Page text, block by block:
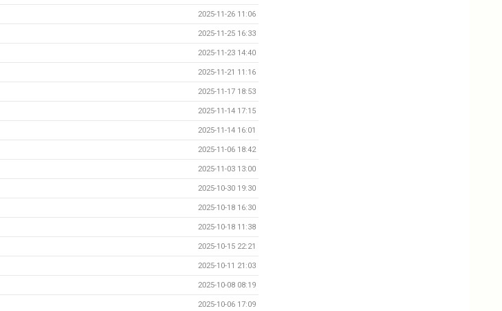
2025-11-26 11:06
2025-11-25 16:33
2025-11-23 14:40
2025-11-21 11:16
2025-11-17 18:53
2025-11-14 17:15
2025-11-14 16:01
2025-11-06 18:42
2025-11-03 13:00
2025-10-30 19:30
2025-10-18 16:30
2025-10-18 11:38
2025-10-15 22:21
2025-10-11 21:03
2025-10-08 08:19
2025-10-06 17:09